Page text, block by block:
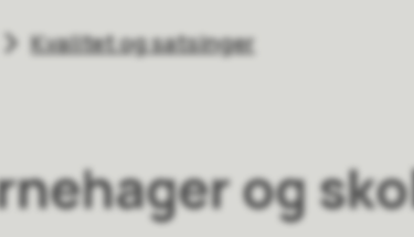
Kvalitet og satsinger
og